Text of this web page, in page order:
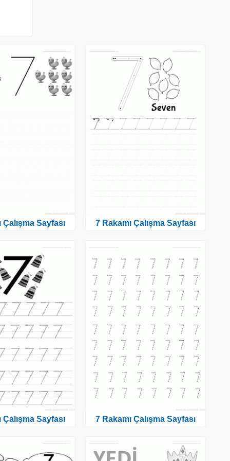
Çalışma Sayfası
Çalışma Sayfası
7 Rakamı Çalışma Sayfası
7 Rakamı Çalışma Sayfası